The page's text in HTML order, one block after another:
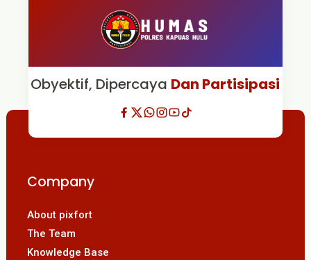
Obyektif, Dipercaya Dan Partisipasi
Company
About pixfort
The Team
Knowledge Base